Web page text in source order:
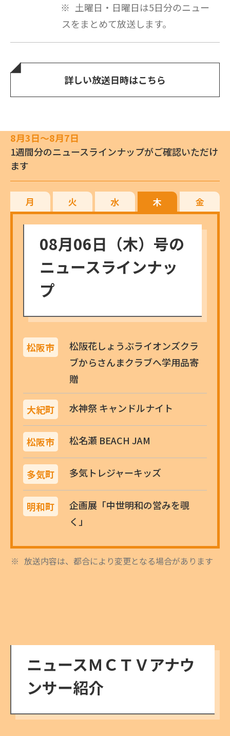
土曜日・日曜日は5日分のニュー
スをまとめて放送します。
詳しい放送日時はこちら
8月3日〜8月7日
1週間分のニュースラインナップがご確認いただけ
ます
月 火 水 木 金
08月06日（木）号の
ニュースラインナッ
プ
松阪市
松阪花しょうぶライオンズクラ
ブからさんまクラブへ学用品寄
贈
大紀町 水神祭 キャンドルナイト
松阪市 松名瀬 BEACH JAM
多気町 多気トレジャーキッズ
明和町
企画展「中世明和の営みを覗
く」
放送内容は、都合により変更となる場合があります
ニュースＭＣＴＶアナウ
ンサー紹介